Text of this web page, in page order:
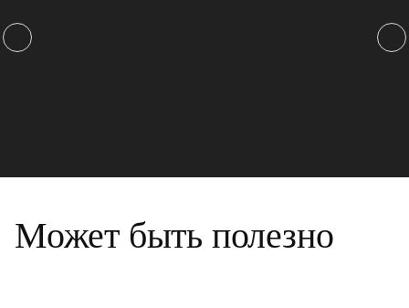
Может быть полезно